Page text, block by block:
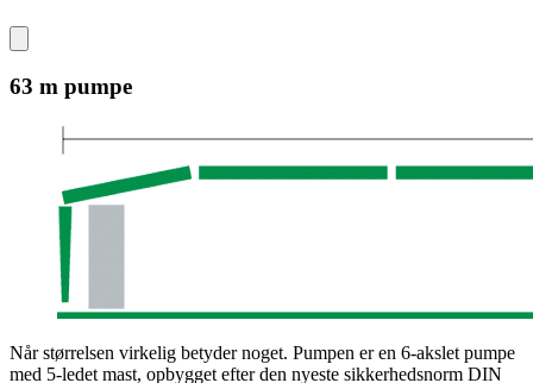
63 m pumpe
Når størrelsen virkelig betyder noget. Pumpen er en 6-akslet pumpe
med 5-ledet mast, opbygget efter den nyeste sikkerhedsnorm DIN